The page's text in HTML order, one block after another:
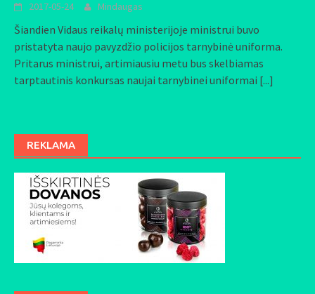
2017-05-24 Mindaugas
Šiandien Vidaus reikalų ministerijoje ministrui buvo
pristatyta naujo pavyzdžio policijos tarnybinė uniforma.
Pritarus ministrui, artimiausiu metu bus skelbiamas
tarptautinis konkursas naujai tarnybinei uniformai [...]
REKLAMA